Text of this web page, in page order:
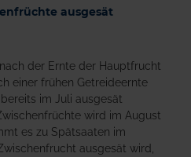
ausgesät
der Ernte der Hauptfrucht
einer frühen Getreideernte
im Juli ausgesät
wird im August
es zu Spätsaaten im
ausgesät wird,